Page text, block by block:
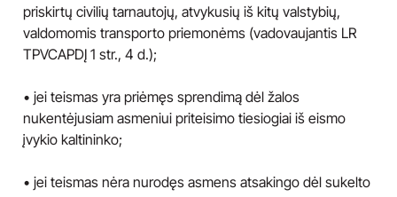
priskirtų civilių tarnautojų, atvykusių iš kitų valstybių,
valdomomis transporto priemonėms (vadovaujantis LR
TPVCAPDĮ 1 str., 4 d.);
• jei teismas yra priėmęs sprendimą dėl žalos
nukentėjusiam asmeniui priteisimo tiesiogiai iš eismo
įvykio kaltininko;
• jei teismas nėra nurodęs asmens atsakingo dėl sukelto